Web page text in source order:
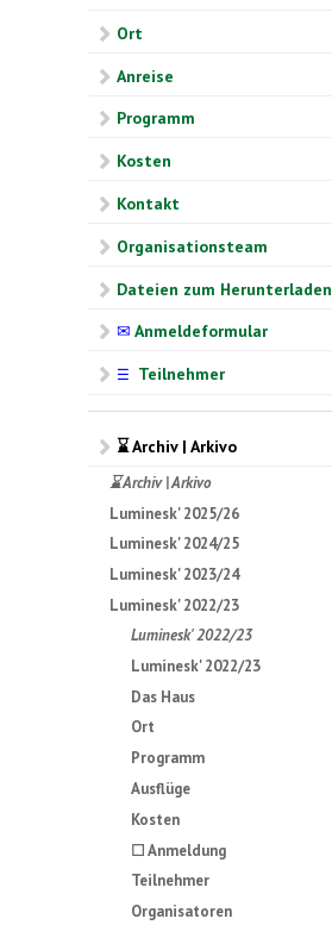
Ort
Anreise
Programm
Kosten
Kontakt
Organisationsteam
Dateien zum Herunterladen
✉ Anmeldeformular
☰ Teilnehmer
⌛ Archiv | Arkivo
⌛ Archiv | Arkivo
Luminesk' 2025/26
Luminesk' 2024/25
Luminesk' 2023/24
Luminesk' 2022/23
Luminesk' 2022/23
Luminesk' 2022/23
Das Haus
Ort
Programm
Ausflüge
Kosten
☐ Anmeldung
Teilnehmer
Organisatoren